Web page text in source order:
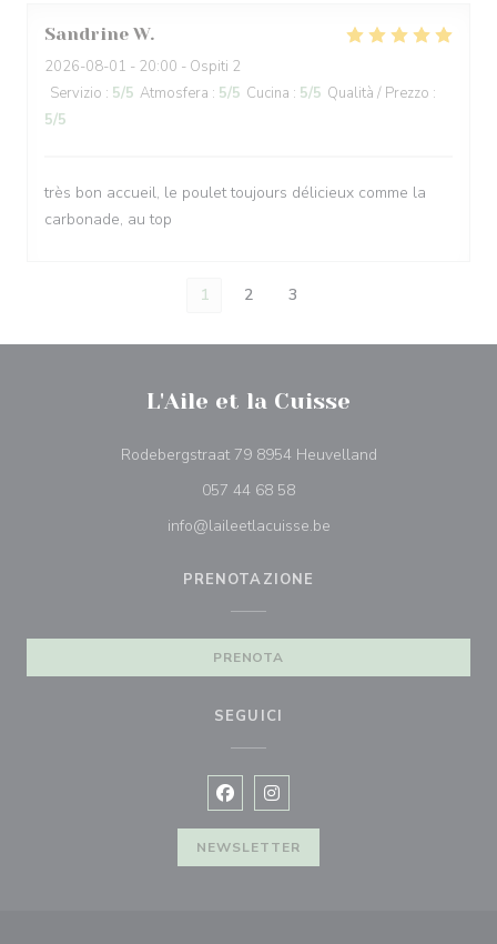
Sandrine W
2026-08-01 - 20:00 - Ospiti 2
Servizio : 5/5 Atmosfera : 5/5 Cucina : 5/5 Qualità / Prezzo :
5/5
très bon accueil, le poulet toujours délicieux comme la
carbonade, au top
1 2 3
L'Aile et la Cuisse
Rodebergstraat 79 8954 Heuvelland((apre una
057 44 68 58
info@laileetlacuisse.be
PRENOTAZIONE
PRENOTA
SEGUICI
Facebook ((apre una nuova
Instagram ((apre una nuova
NEWSLETTER